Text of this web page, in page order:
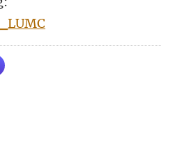
via WhatsApp
via Mastodon